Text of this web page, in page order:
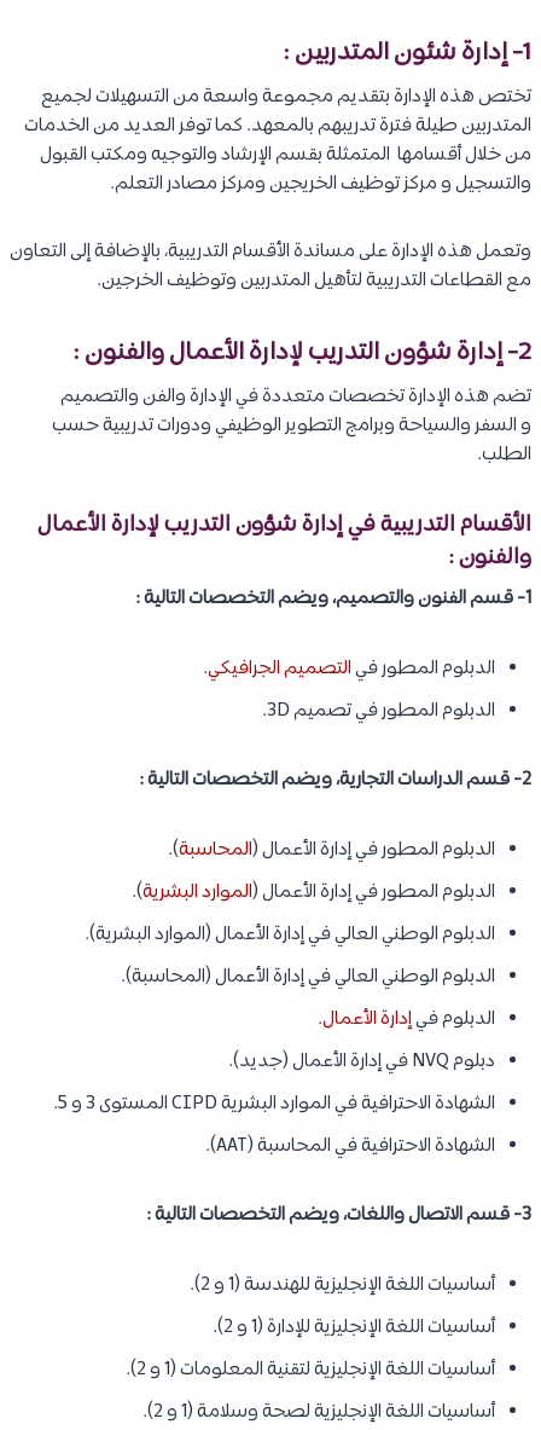
1- إدارة شئون المتدربين :
تختص هذه الإدارة بتقديم مجموعة واسعة من التسهيلات لجميع
المتدربين طيلة فترة تدريبهم بالمعهد. كما توفر العديد من الخدمات
من خلال أقسامها المتمثلة بقسم الإرشاد والتوجيه ومكتب القبول
والتسجيل و مركز توظيف الخريجين ومركز مصادر التعلم.
وتعمل هذه الإدارة على مساندة الأقسام التدريبية، بالإضافة إلى التعاون
مع القطاعات التدريبية لتأهيل المتدربين وتوظيف الخرجين.
2- إدارة شؤون التدريب لإدارة الأعمال والفنون :
تضم هذه الإدارة تخصصات متعددة في الإدارة والفن والتصميم
و السفر والسياحة وبرامج التطوير الوظيفي ودورات تدريبية حسب
الطلب.
الأقسام التدريبية في إدارة شؤون التدريب لإدارة الأعمال
والفنون :
1- قسم الفنون والتصميم، ويضم التخصصات التالية :
الدبلوم المطور فيالتصميم الجرافيكي.
الدبلوم المطور في تصميم 3D.
2- قسم الدراسات التجارية، ويضم التخصصات التالية :
الدبلوم المطور في إدارة الأعمال (المحاسبة).
الدبلوم المطور في إدارة الأعمال (الموارد البشرية).
الدبلوم الوطني العالي في إدارة الأعمال (الموارد البشرية).
الدبلوم الوطني العالي في إدارة الأعمال (المحاسبة).
الدبلوم فيإدارة الأعمال.
دبلوم NVQ في إدارة الأعمال (جديد).
الشهادة الاحترافية في الموارد البشرية CIPD المستوى 3 و 5.
الشهادة الاحترافية في المحاسبة (AAT).
3- قسم الاتصال واللغات، ويضم التخصصات التالية :
أساسيات اللغة الإنجليزية للهندسة (1 و 2).
أساسيات اللغة الإنجليزية للإدارة (1 و 2).
أساسيات اللغة الإنجليزية لتقنية المعلومات (1 و 2).
أساسيات اللغة الإنجليزية لصحة وسلامة (1 و 2).